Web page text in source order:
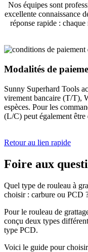
Nos équipes sont
excellente connaissance
réponse rapide :
Modalités de
Sunny Superhard Tools
virement bancaire (T/T),
espèces. Pour les
(L/C) peut également être
Retour au lien rapide
Foire aux
Quel type de rouleau à
choisir : carbure ou PCD
Pour le rouleau de
conçu deux types
type PCD.
Voici le guide pour